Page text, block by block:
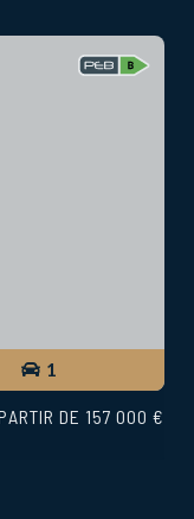
1
DE 157 000 €